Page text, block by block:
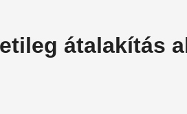
átalakítás